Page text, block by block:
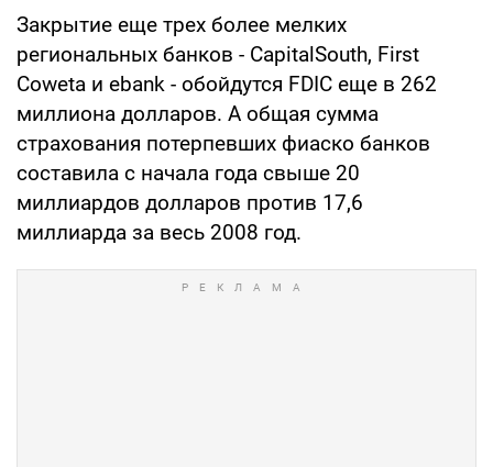
Закрытие еще трех более мелких
региональных банков - CapitalSouth, First
Coweta и ebank - обойдутся FDIC еще в 262
миллиона долларов. А общая сумма
страхования потерпевших фиаско банков
составила с начала года свыше 20
миллиардов долларов против 17,6
миллиарда за весь 2008 год.